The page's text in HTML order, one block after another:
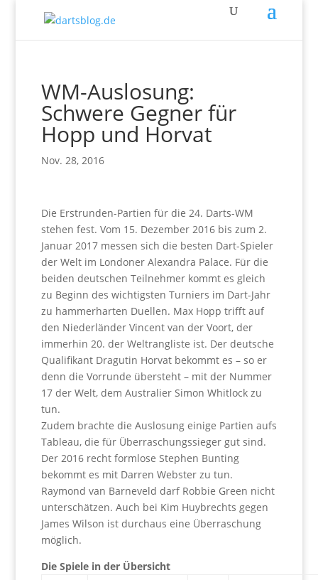
WM-Auslosung:
Schwere Gegner für
Hopp und Horvat
Nov. 28, 2016
Die Erstrunden-Partien für die 24. Darts-WM
stehen fest. Vom 15. Dezember 2016 bis zum 2.
Januar 2017 messen sich die besten Dart-Spieler
der Welt im Londoner Alexandra Palace. Für die
beiden deutschen Teilnehmer kommt es gleich
zu Beginn des wichtigsten Turniers im Dart-Jahr
zu hammerharten Duellen. Max Hopp trifft auf
den Niederländer Vincent van der Voort, der
immerhin 20. der Weltrangliste ist. Der deutsche
Qualifikant Dragutin Horvat bekommt es – so er
denn die Vorrunde übersteht – mit der Nummer
17 der Welt, dem Australier Simon Whitlock zu
tun.
Zudem brachte die Auslosung einige Partien aufs
Tableau, die für Überraschungssieger gut sind.
Der 2016 recht formlose Stephen Bunting
bekommt es mit Darren Webster zu tun.
Raymond van Barneveld darf Robbie Green nicht
unterschätzen. Auch bei Kim Huybrechts gegen
James Wilson ist durchaus eine Überraschung
möglich.
Die Spiele in der Übersicht